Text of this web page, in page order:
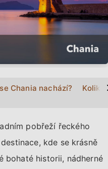
Chania nachází? Kolik
pobřeží řeckého
kde se krásně
bohaté historii, nádherné